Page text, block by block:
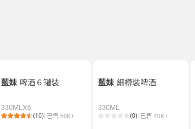
藍妹 啤酒６罐裝
330MLX6
(10) 已售 50K+
藍妹 細樽裝啤酒
330ML
(0) 已售 40K+